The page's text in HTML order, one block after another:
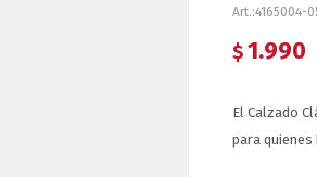
4165004-
$1.990
El Calzado
para